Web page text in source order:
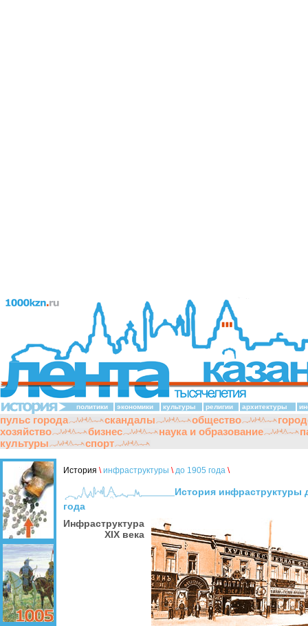
политики экономики культуры религии архитектуры
пульс города скандалы общество
хозяйство
бизнес наука и образование
культуры
спорт
История \ инфраструктуры \ до 1905 года \
История инфраструктуры
года
Инфраструктура
XIX века